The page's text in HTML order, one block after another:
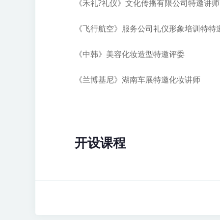
《禾礼?礼仪》文化传播有限公司特邀讲师
《飞行航空》服务公司礼仪形象培训特特
《中韩》 美容化妆造型特邀评委
《兰博基尼》湖南车展特邀化妆讲师
开设课程